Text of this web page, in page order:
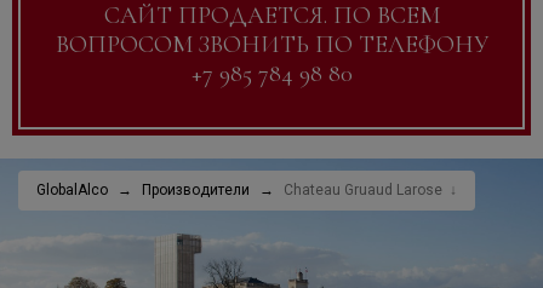
САЙТ ПРОДАЕТСЯ. ПО ВСЕМ
ВОПРОСОМ ЗВОНИТЬ ПО ТЕЛЕФОНУ
+7 985 784 98 80
GlobalAlco Производители Chateau Gruaud Larose